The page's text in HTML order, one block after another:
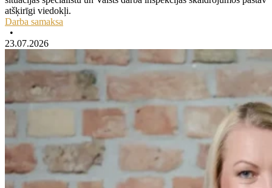
atšķirīgi viedokļi.
Darba samaksa
•
23.07.2026